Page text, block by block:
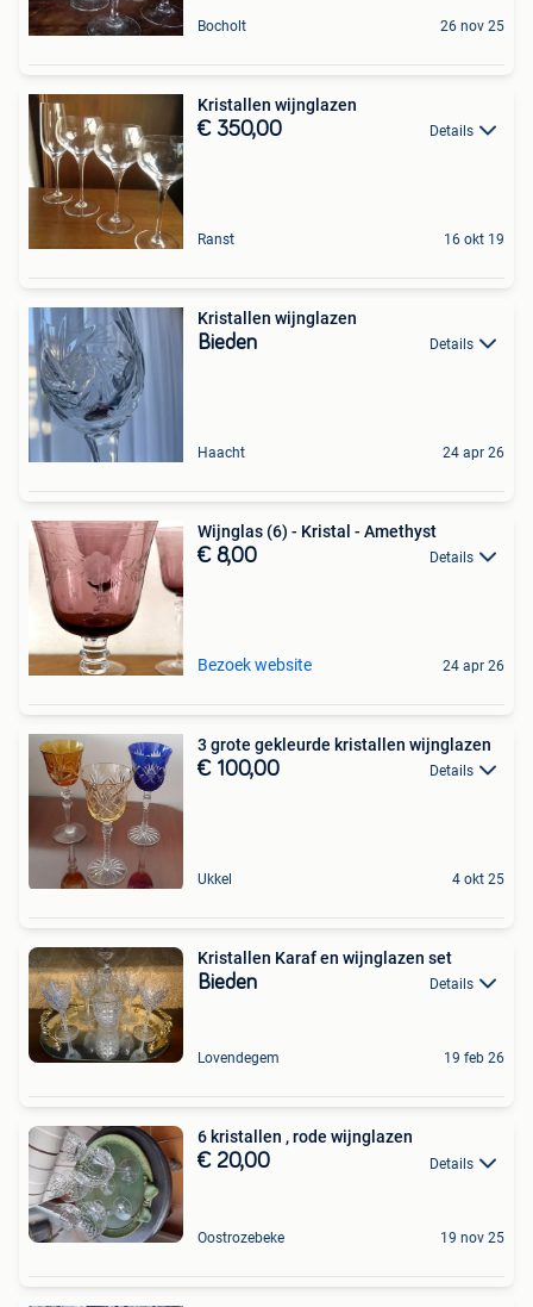
Bocholt 26 nov 25
Kristallen wijnglazen
€ 350,00 Details
Ranst 16 okt 19
Kristallen wijnglazen
Bieden Details
Haacht 24 apr 26
Wijnglas (6) - Kristal - Amethyst
€ 8,00 Details
Bezoek website 24 apr 26
3 grote gekleurde kristallen wijnglazen
€ 100,00 Details
Ukkel 4 okt 25
Kristallen Karaf en wijnglazen set
Bieden Details
Lovendegem 19 feb 26
6 kristallen , rode wijnglazen
€ 20,00 Details
Oostrozebeke 19 nov 25